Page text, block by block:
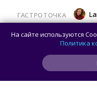
ГАСТРОТОЧКА
Хочешь
Делай заказ в
На сайте используются
Политика